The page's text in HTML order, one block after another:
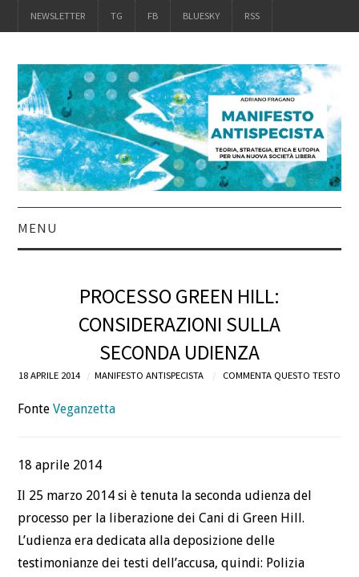
NEWSLETTER TG FB BLUESKY RSS
MENU
IL LIBRO
ACQUISTALO
BLOG
CONTATTI
PROCESSO GREEN HILL:
CONSIDERAZIONI SULLA
SECONDA UDIENZA
18 APRILE 2014 MANIFESTO ANTISPECISTA COMMENTA QUESTO TESTO
FonteVeganzetta
18 aprile 2014
Il 25 marzo 2014 si è tenuta la seconda udienza del
processo per la liberazione dei Cani di Green Hill.
L’udienza era dedicata alla deposizione delle
testimonianze dei testi dell’accusa, quindi: Polizia